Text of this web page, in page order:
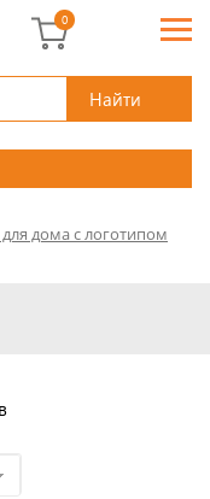
Найти
0
дома с логотипом